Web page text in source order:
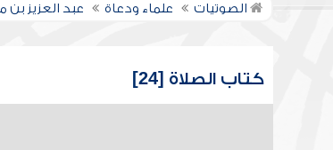
الصوتيات علماء ودعاة عبد العزيز
كتاب الصلاة [24]